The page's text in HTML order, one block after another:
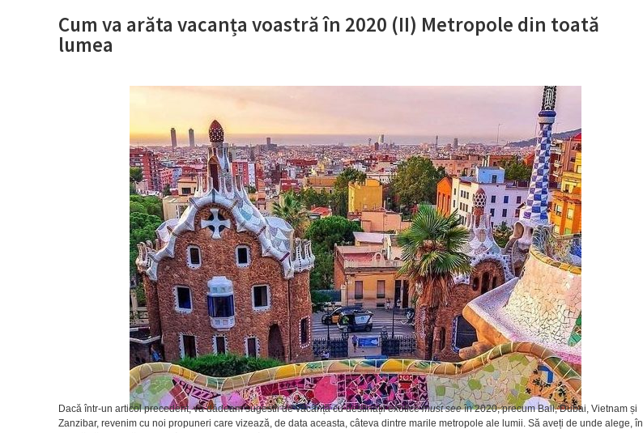
Cum va arăta vacanța voastră în 2020 (II) Metropole din toată
lumea
Dacă într-un articol precedent, vă dădeam sugestii de vacanță cu destinații exoticemust seeîn 2020, precum Bali, Dubai, Vietnam și
Zanzibar, revenim cu noi propuneri care vizează, de data aceasta, câteva dintre marile metropole ale lumii. Să aveți de unde alege, în